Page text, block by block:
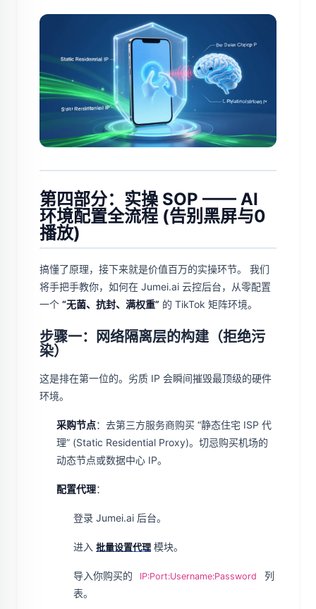
第四部分：实操 SOP —— AI
环境配置全流程 (告别黑屏与0
播放)
搞懂了原理，接下来就是价值百万的实操环节。 我们
将手把手教你，如何在 Jumei.ai 云控后台，从零配置
一个 “无菌、抗封、满权重” 的 TikTok 矩阵环境。
步骤一：网络隔离层的构建（拒绝污
染）
这是排在第一位的。劣质 IP 会瞬间摧毁最顶级的硬件
环境。
采购节点：去第三方服务商购买 “静态住宅 ISP 代
理” (Static Residential Proxy)。切忌购买机场的
动态节点或数据中心 IP。
配置代理：
登录 Jumei.ai 后台。
进入 批量设置代理 模块。
导入你购买的 IP:Port:Username:Password
列
表。